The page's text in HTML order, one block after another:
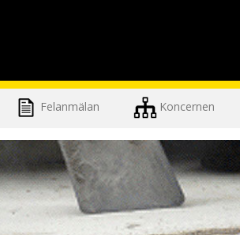
Felanmälan Koncernen